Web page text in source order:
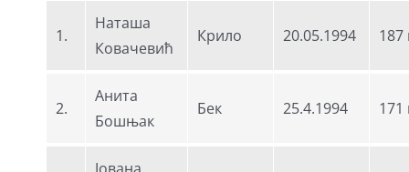
1.
Наташа
Ковачевић
Крило 20.05.1994
2.
Анита
Бошњак
Бек 25.4.1994